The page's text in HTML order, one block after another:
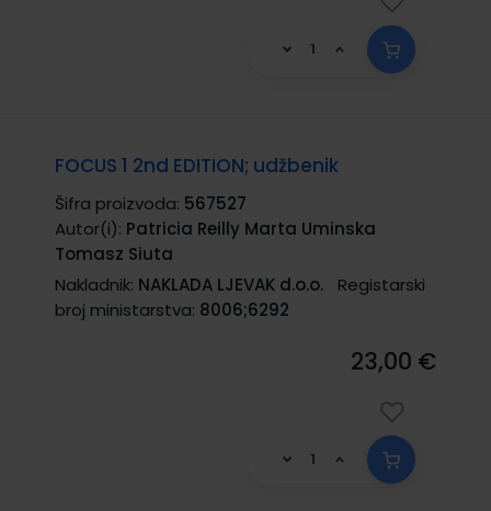
FOCUS 1 2nd EDITION; udžbenik
Šifra proizvoda: 567527
Autor(i): Patricia Reilly Marta Uminska
Tomasz Siuta
Nakladnik: NAKLADA LJEVAK d.o.o.
Registarski
broj ministarstva: 8006;6292
23,00 €